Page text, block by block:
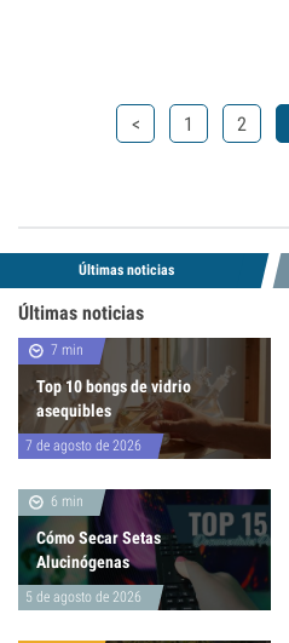
< 1 2
Últimas noticias
Últimas noticias
7 min
Top 10 bongs de vidrio
asequibles
7 de agosto de 2026
6 min
Cómo Secar Setas
Alucinógenas
5 de agosto de 2026